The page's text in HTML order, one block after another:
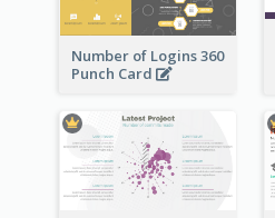
Number of Logins 360
Punch Card